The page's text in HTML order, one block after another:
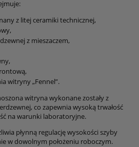
z litej ceramiki technicznej,
z mieszaczem,
witryny „Fennel”.
witryna wykonane zostały z
co zapewnia wysoką trwałość
na warunki laboratoryjne.
płynną regulację wysokości szyby
w dowolnym położeniu roboczym.